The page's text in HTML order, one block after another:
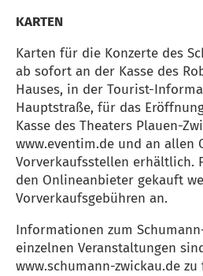
KARTEN
Karten für die Konzerte des
ab sofort an der Kasse des
Hauses, in der Tourist-
Hauptstraße, für das
Kasse des Theaters Plauen-
www.eventim.de und an allen
Vorverkaufsstellen erhältlich.
den Onlineanbieter gekauft
Vorverkaufsgebühren an.
Informationen zum
einzelnen Veranstaltungen
www.schumann-zwickau.de zu